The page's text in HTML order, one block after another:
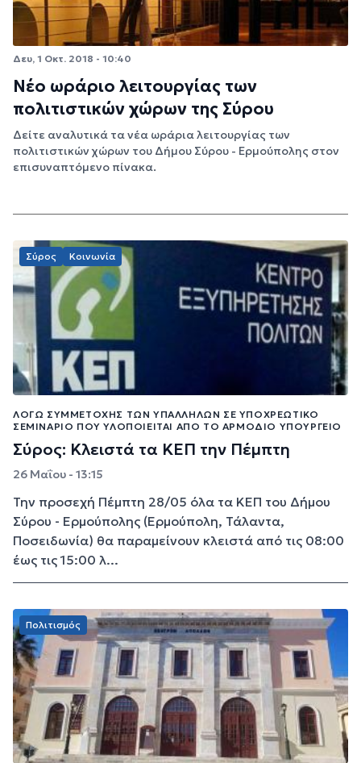
Δευ, 1 Οκτ. 2018 - 10:40
Νέο ωράριο λειτουργίας των
πολιτιστικών χώρων της Σύρου
Δείτε αναλυτικά τα νέα ωράρια λειτουργίας των
πολιτιστικών χώρων του Δήμου Σύρου - Ερμούπολης στον
επισυναπτόμενο πίνακα.
Σύρος Κοινωνία
ΛΌΓΩ ΣΥΜΜΕΤΟΧΉΣ ΤΩΝ ΥΠΑΛΛΉΛΩΝ ΣΕ ΥΠΟΧΡΕΩΤΙΚΌ
ΣΕΜΙΝΆΡΙΟ ΠΟΥ ΥΛΟΠΟΙΕΊΤΑΙ ΑΠΌ ΤΟ ΑΡΜΌΔΙΟ ΥΠΟΥΡΓΕΊΟ
Σύρος: Κλειστά τα ΚΕΠ την Πέμπτη
26 Μαΐου - 13:15
Την προσεχή Πέμπτη 28/05 όλα τα ΚΕΠ του Δήμου
Σύρου - Ερμούπολης (Ερμούπολη, Τάλαντα,
Ποσειδωνία) θα παραμείνουν κλειστά από τις 08:00
έως τις 15:00 λ...
Πολιτισμός